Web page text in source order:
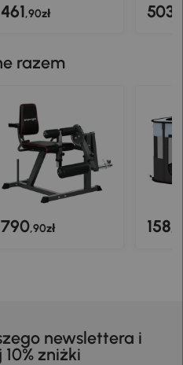
461,90zł 503
razem
790,90zł 158
newslettera i
zniżki